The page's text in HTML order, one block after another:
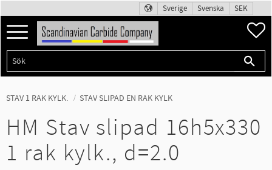
Meny
Sverige Svenska SEK
STAV 1 RAK KYLK. STAV SLIPAD EN RAK KYLK
HM Stav slipad 16h5x330
1 rak kylk., d=2.0